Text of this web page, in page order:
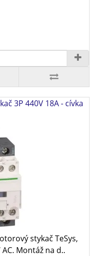
3P 440V 18A - cívka
stykač TeSys,
Montáž na d..